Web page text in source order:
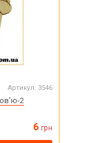
Артикул: 3546
2
6 грн